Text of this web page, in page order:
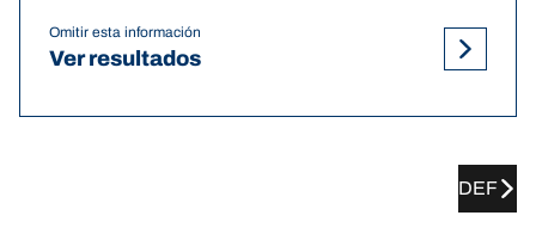
Omitir esta información
Ver resultados
DEF